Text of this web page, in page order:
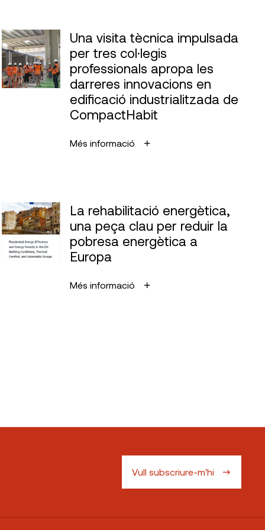
Una visita tècnica impulsada
per tres col·legis
professionals apropa les
darreres innovacions en
edificació industrialitzada de
CompactHabit
Més informació
La rehabilitació energètica,
una peça clau per reduir la
pobresa energètica a
Europa
Més informació
Vull subscriure-m'hi